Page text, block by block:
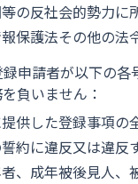
の反社会的勢力に
保護法その他の法
申請者が以下の
負いません：
供した登録事項の
約に違反又は違反
、成年被後見人、